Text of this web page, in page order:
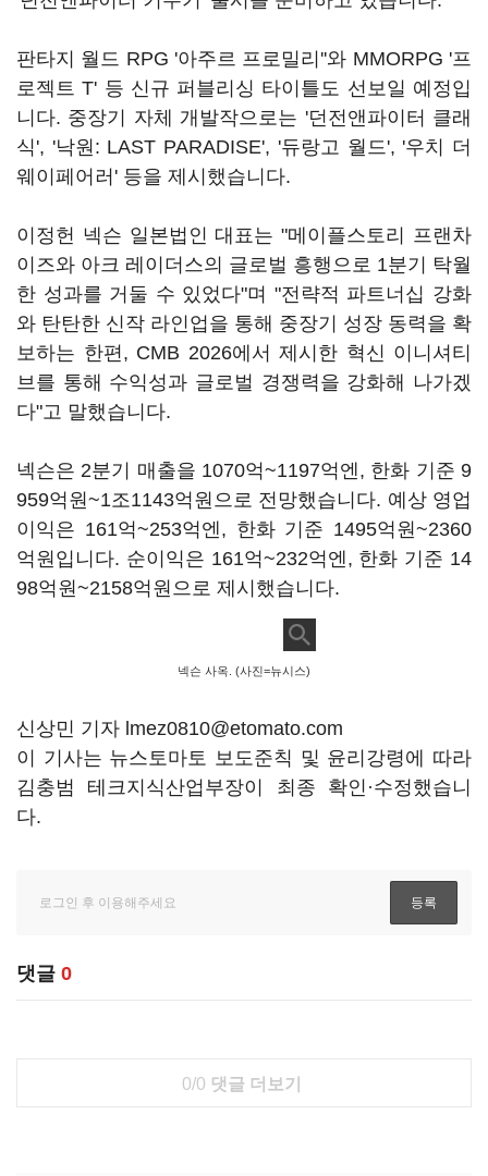
판타지 월드 RPG '아주르 프로밀리''와 MMORPG '프
로젝트 T' 등 신규 퍼블리싱 타이틀도 선보일 예정입
니다. 중장기 자체 개발작으로는 '던전앤파이터 클래
식', '낙원: LAST PARADISE', '듀랑고 월드', '우치 더
웨이페어러' 등을 제시했습니다.
이정헌 넥슨 일본법인 대표는 "메이플스토리 프랜차
이즈와 아크 레이더스의 글로벌 흥행으로 1분기 탁월
한 성과를 거둘 수 있었다"며 "전략적 파트너십 강화
와 탄탄한 신작 라인업을 통해 중장기 성장 동력을 확
보하는 한편, CMB 2026에서 제시한 혁신 이니셔티
브를 통해 수익성과 글로벌 경쟁력을 강화해 나가겠
다"고 말했습니다.
넥슨은 2분기 매출을 1070억~1197억엔, 한화 기준 9
959억원~1조1143억원으로 전망했습니다. 예상 영업
이익은 161억~253억엔, 한화 기준 1495억원~2360
억원입니다. 순이익은 161억~232억엔, 한화 기준 14
98억원~2158억원으로 제시했습니다.
넥슨 사옥. (사진=뉴시스)
신상민 기자 lmez0810@etomato.com
이 기사는 뉴스토마토 보도준칙 및 윤리강령에 따라
김충범 테크지식산업부장이 최종 확인·수정했습니
다.
댓글 0
0/0 댓글 더보기